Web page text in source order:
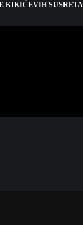
KIKIĆEVIH SUSRETA